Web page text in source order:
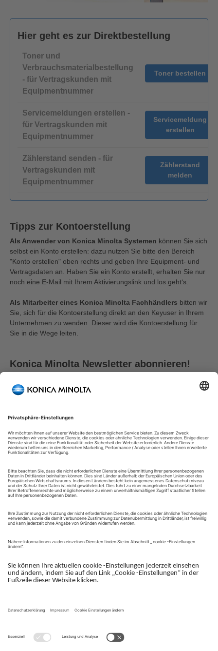
Hier geht es zur Direktbestellung
Toner und
Verbrauchsmaterialbestellung
- für Vertragskunden mit
Equipmentnummer
Toner bestellen
Servicemeldungen erstellen -
für Vertragskunden mit
Equipmentnummer
Servicemeldung
erstellen
Zählerstand senden - für
Vertragskunden mit
Equipmentnummer
Zählerstand
melden
Tipps zur Kontoerstellung
Als Anwender von Konica Minolta Systemen können Sie sich
selbst ein Konto erstellen: dazu nutzen Sie bitte den Bereich
"Konto erstellen" oben rechts und geben Ihre Equipment- und
Vertragsdaten an. Haben Sie ein Konto erstellt, erhalten Sie nur
noch eine E-Mail mit Ihrem Aktivierungslink und los geht‘s.
Als Mitarbeiter eines Konica Minolta Fachhändlers bitten wir
Sie, sich für die Kontoerstellung direkt an den Keyuser in Ihrem
Unternehmen zu wenden. Dieser wird die Kontoerstellung für
Sie in die Wege leiten.
Konica Minolta Newsletter abonnieren!
Weil wir wissen, dass Ihre Zeit knapp ist, erhalten Sie von
Interessante Neuigkeiten zu unseren Produkten & Lösungen
bekommen Sie als erstes.
Messen und Webinaren.
Sie bekommen Zugang zu aktuellen Markttrends, z.B. Studien
und Whitepaper.
Hin und wieder senden wir Ihnen kurze Umfragen zur
Kundenzufriedenheit. Durch die Teilnahme helfen Sie uns,
Impressum Datenschutz